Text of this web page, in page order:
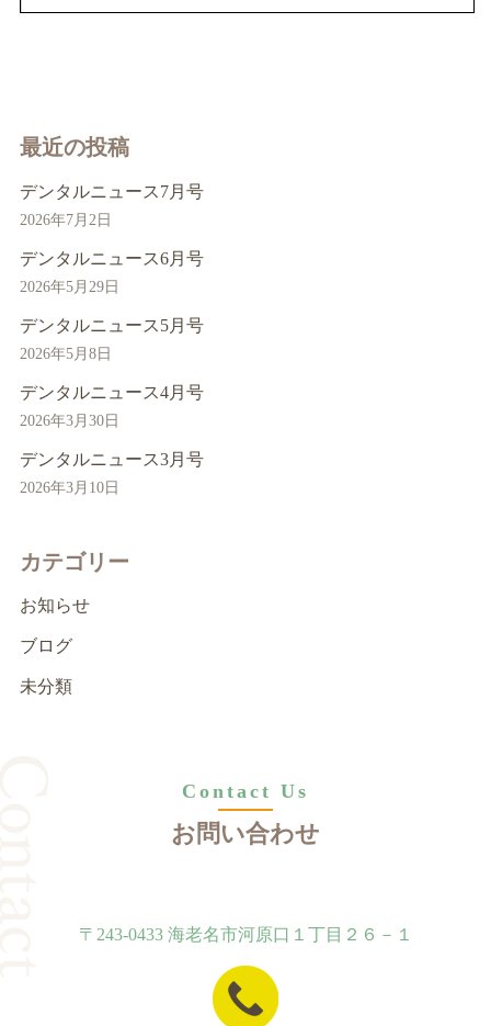
最近の投稿
デンタルニュース7月号
2026年7月2日
デンタルニュース6月号
2026年5月29日
デンタルニュース5月号
2026年5月8日
デンタルニュース4月号
2026年3月30日
デンタルニュース3月号
2026年3月10日
カテゴリー
お知らせ
ブログ
未分類
Contact Us
お問い合わせ
〒243-0433 海老名市河原口１丁目２６－１